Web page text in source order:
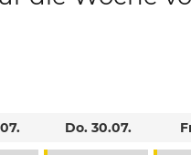
Do. 30.07.